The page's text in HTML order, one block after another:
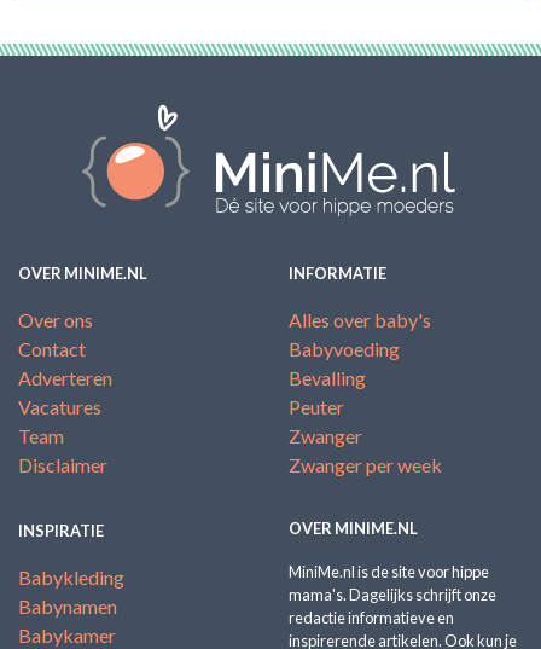
OVER MINIME.NL
Over ons
Contact
Adverteren
Vacatures
Team
Disclaimer
INFORMATIE
Alles over baby's
Babyvoeding
Bevalling
Peuter
Zwanger
Zwanger per week
INSPIRATIE
Babykleding
Babynamen
Babykamer
OVER MINIME.NL
MiniMe.nl is de site voor hippe
mama's. Dagelijks schrijft onze
redactie informatieve en
inspirerende artikelen. Ook kun je